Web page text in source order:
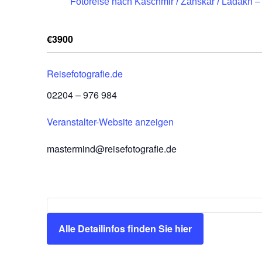
€3900
Reisefotografie.de
02204 – 976 984
Veranstalter-Website anzeigen
mastermind@reisefotografie.de
Alle Detailinfos finden Sie hier